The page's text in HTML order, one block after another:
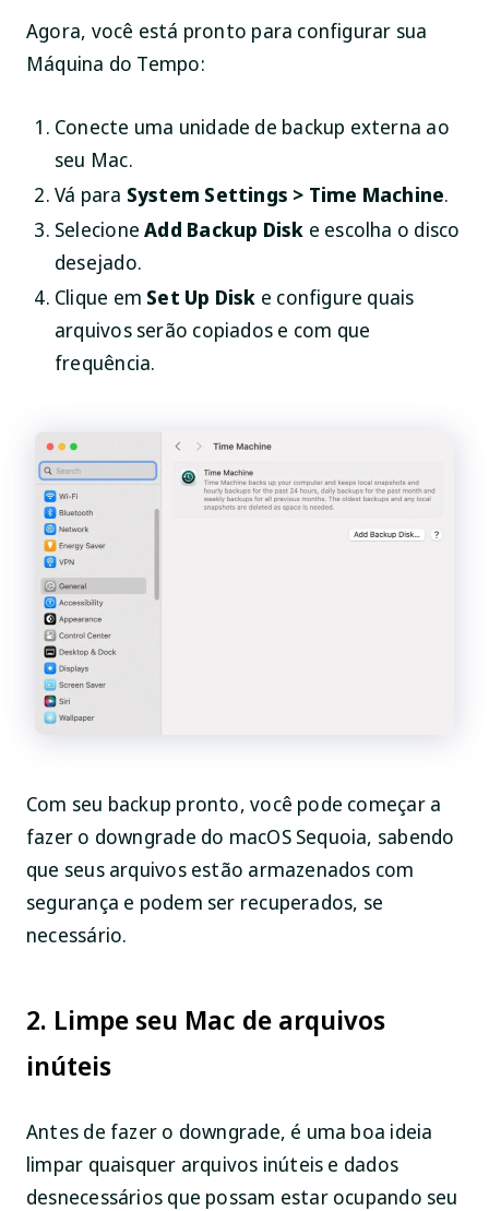
Agora, você está pronto para configurar sua
Máquina do Tempo:
Conecte uma unidade de backup externa ao
seu Mac.
Vá para System Settings > Time Machine.
SelecioneAdd Backup Disk e escolha o disco
desejado.
Clique em Set Up Disk e configure quais
arquivos serão copiados e com que
frequência.
Com seu backup pronto, você pode começar a
fazer o downgrade do macOS Sequoia, sabendo
que seus arquivos estão armazenados com
segurança e podem ser recuperados, se
necessário.
2. Limpe seu Mac de arquivos
inúteis
Antes de fazer o downgrade, é uma boa ideia
limpar quaisquer arquivos inúteis e dados
desnecessários que possam estar ocupando seu